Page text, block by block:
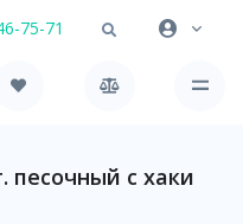
75-71
с хаки